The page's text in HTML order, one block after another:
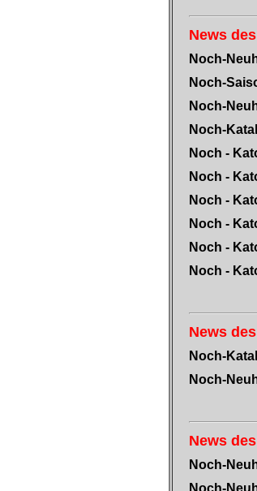
News
Noch-
Noch-
Noch-
Noch-
Noch -
Noch -
Noch -
Noch -
Noch -
Noch -
News
Noch-
Noch-
News
Noch-
Noch-